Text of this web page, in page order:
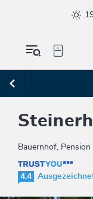
Bauernhof, Pension
4.4